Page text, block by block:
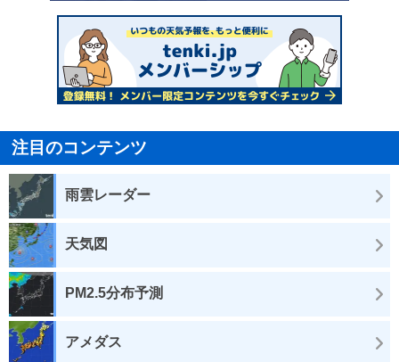
注目のコンテンツ
雨雲レーダー
天気図
PM2.5分布予測
アメダス